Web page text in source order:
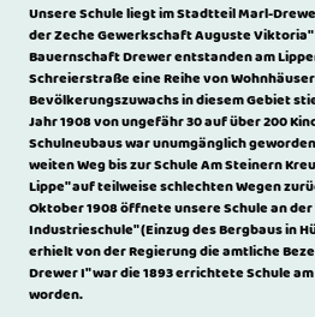
Unsere Schule liegt im Stadtteil Marl-
der Zeche Gewerkschaft Auguste
Bauernschaft Drewer entstanden am
Schreierstraße eine Reihe von
Bevölkerungszuwachs in diesem Gebiet
Jahr 1908 von ungefähr 30 auf über 200
Schulneubaus war unumgänglich
weiten Weg bis zur Schule Am Steinern
Lippe" auf teilweise schlechten Wegen
Oktober 1908 öffnete unsere Schule an
Industrieschule" (Einzug des Bergbaus in
erhielt von der Regierung die amtliche
Drewer I" war die 1893 errichtete Schule
worden.